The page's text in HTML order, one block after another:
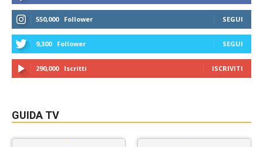
550,000 Follower SEGUI
9,300 Follower SEGUI
290,000 Iscritti ISCRIVITI
GUIDA TV